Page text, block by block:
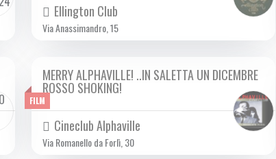
Ellington Club
Via Anassimandro, 15
FILM
DA GIO 30/11 A VEN 29/12 2023
MERRY ALPHAVILLE! ..IN SALETTA UN DICEMBRE
ROSSO SHOKING!
Cineclub Alphaville
Via Romanello da Forlì, 30